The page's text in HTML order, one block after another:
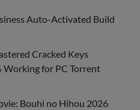
Auto-Activated Build
Cracked Keys
Working for PC Torrent
Bouhi no Hihou 2026